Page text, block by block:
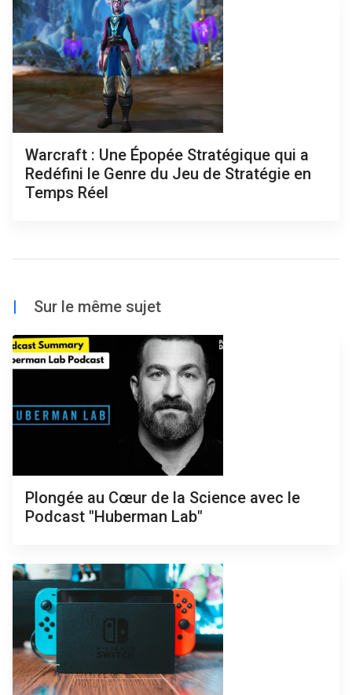
Warcraft : Une Épopée Stratégique qui a
Redéfini le Genre du Jeu de Stratégie en
Temps Réel
| Sur le même sujet
Plongée au Cœur de la Science avec le
Podcast "Huberman Lab"